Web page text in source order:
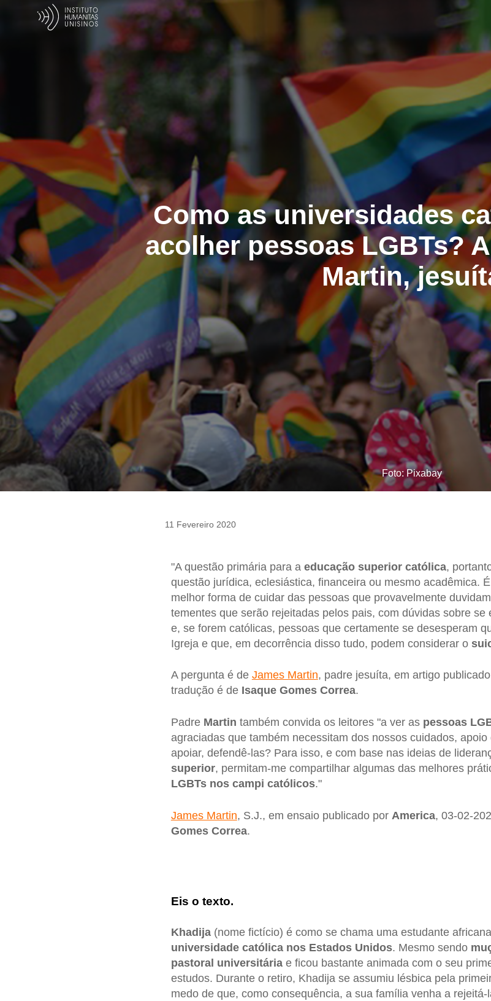
Como as universidades
acolher pessoas LGBTs?
Martin,
Foto: Pixabay
11 Fevereiro 2020
"A questão primária para a educação superior católica,
questão jurídica, eclesiástica, financeira ou mesmo acadêmica.
melhor forma de cuidar das pessoas que provavelmente
tementes que serão rejeitadas pelos pais, com dúvidas sobre
e, se forem católicas, pessoas que certamente se desesperam
Igreja e que, em decorrência disso tudo, podem considerar o
A pergunta é de James Martin, padre jesuíta, em artigo
tradução é de Isaque Gomes Correa.
Padre Martin também convida os leitores "a ver as pessoas
agraciadas que também necessitam dos nossos cuidados,
apoiar, defendê-las? Para isso, e com base nas ideias de
superior, permitam-me compartilhar algumas das melhores
LGBTs nos campi católicos."
James Martin, S.J., em ensaio publicado por America, 03-02-
Gomes Correa.
Eis o texto.
Khadija(nome fictício) é como se chama uma estudante
universidade católica nos Estados Unidos. Mesmo sendo
pastoral universitáriae ficou bastante animada com o seu
estudos. Durante o retiro, Khadija se assumiu lésbica pela
medo de que, como consequência, a sua família venha a rejeitá-